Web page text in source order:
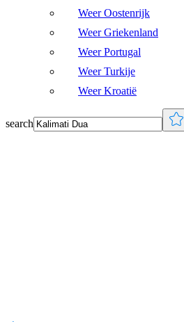
Weer Oostenrijk
Weer Griekenland
Weer Portugal
Weer Turkije
Weer Kroatië
search